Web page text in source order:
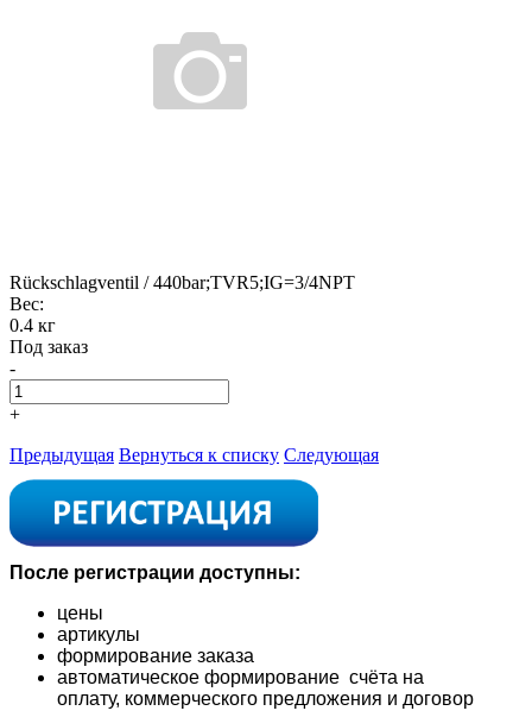
Rückschlagventil / 440bar;TVR5;IG=3/4NPT
Вес:
0.4 кг
Под заказ
-
+
Предыдущая Вернуться к списку Следующая
После регистрации доступны:
цены
артикулы
формирование заказа
автоматическое формирование счёта на
оплату, коммерческого предложения и договор